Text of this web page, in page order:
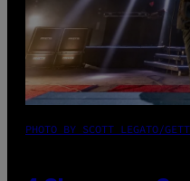
PHOTO BY SCOTT LEGATO/